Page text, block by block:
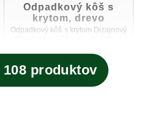
Odpadkový kôš s
krytom, drevo
Odpadkový kôš s krytom Dizajnový
exteriéru - parky, ihriská, ale aj do
interiéru - nákupné ...
108 produktov